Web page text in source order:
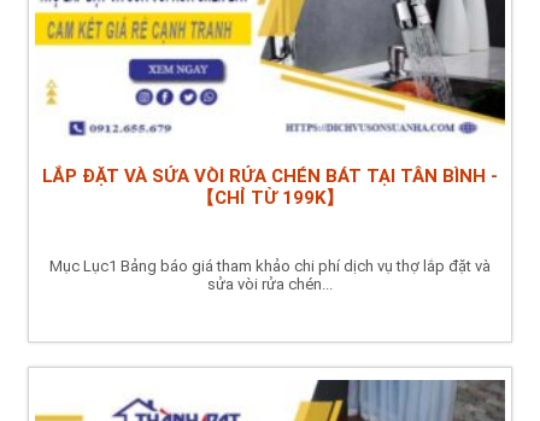
LẮP ĐẶT VÀ SỬA VÒI RỬA CHÉN BÁT TẠI TÂN BÌNH -
【CHỈ TỪ 199K】
Mục Lục1 Bảng báo giá tham khảo chi phí dịch vụ thợ lắp đặt và
sửa vòi rửa chén...